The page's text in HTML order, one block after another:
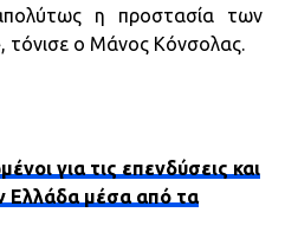
η προστασία των
τόνισε ο Μάνος Κόνσολας.
για τις επενδύσεις και
Ελλάδα μέσα από τα